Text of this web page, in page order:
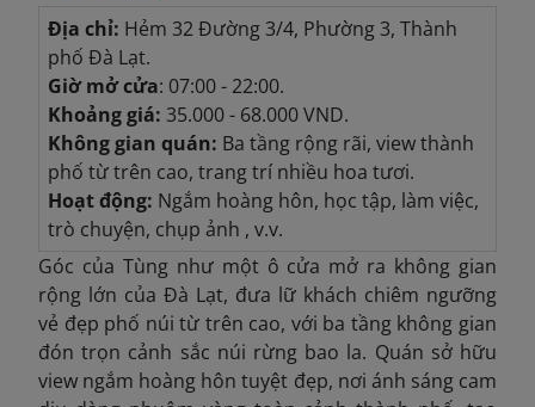
Địa chỉ: Hẻm 32 Đường 3/4, Phường 3, Thành
phố Đà Lạt.
Giờ mở cửa: 07:00 - 22:00.
Khoảng giá: 35.000 - 68.000 VND.
Không gian quán: Ba tầng rộng rãi, view thành
phố từ trên cao, trang trí nhiều hoa tươi.
Hoạt động: Ngắm hoàng hôn, học tập, làm việc,
trò chuyện, chụp ảnh , v.v.
Góc của Tùng như một ô cửa mở ra không gian
rộng lớn của Đà Lạt, đưa lữ khách chiêm ngưỡng
vẻ đẹp phố núi từ trên cao, với ba tầng không gian
đón trọn cảnh sắc núi rừng bao la. Quán sở hữu
view ngắm hoàng hôn tuyệt đẹp, nơi ánh sáng cam